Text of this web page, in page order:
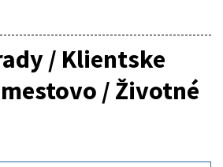
/ Klientske
/ Životné